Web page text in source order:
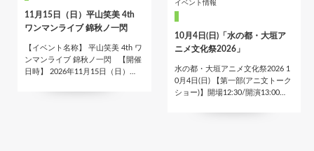
11月15日（日）平山笑美 4th
ワンマンライブ 錦秋ノ一閃
【イベント名称】 平山笑美 4th ワ
ンマンライブ 錦秋ノ一閃 【開催
日時】 2026年11月15日（日）…
イベント情報
10月4日(日)「水の都・大垣ア
ニメ文化祭2026」
水の都・大垣アニメ文化祭2026 1
0月4日(日) 【第一部(アニ文トーク
ショー)】開場12:30/開演13:00…